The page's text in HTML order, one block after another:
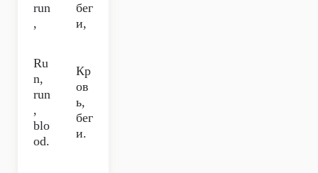
run
,
бег
и,
Ru
n,
run
,
blo
od.
Кр
ов
ь,
бег
и.